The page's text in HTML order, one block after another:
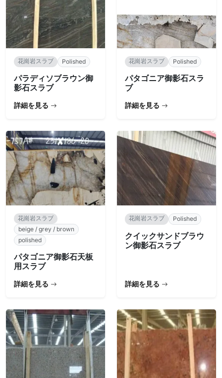
花崗岩スラブ Polished
パラディソブラウン御
影石スラブ
詳細を見る
花崗岩スラブ Polished
パタゴニア御影石スラ
ブ
詳細を見る
花崗岩スラブ
beige / grey / brown
polished
パタゴニア御影石天板
用スラブ
詳細を見る
花崗岩スラブ Polished
クイックサンドブラウ
ン御影石スラブ
詳細を見る